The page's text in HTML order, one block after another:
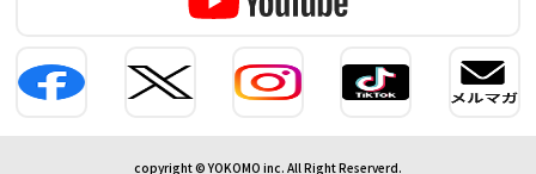
copyright © YOKOMO inc. All Right Reserverd.